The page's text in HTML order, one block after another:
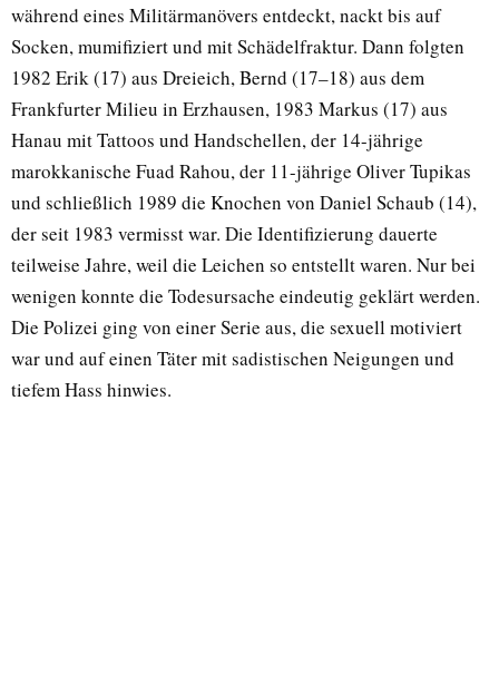
während eines Militärmanövers entdeckt, nackt bis auf
Socken, mumifiziert und mit Schädelfraktur. Dann folgten
1982 Erik (17) aus Dreieich, Bernd (17–18) aus dem
Frankfurter Milieu in Erzhausen, 1983 Markus (17) aus
Hanau mit Tattoos und Handschellen, der 14-jährige
marokkanische Fuad Rahou, der 11-jährige Oliver Tupikas
und schließlich 1989 die Knochen von Daniel Schaub (14),
der seit 1983 vermisst war. Die Identifizierung dauerte
teilweise Jahre, weil die Leichen so entstellt waren. Nur bei
wenigen konnte die Todesursache eindeutig geklärt werden.
Die Polizei ging von einer Serie aus, die sexuell motiviert
war und auf einen Täter mit sadistischen Neigungen und
tiefem Hass hinwies.